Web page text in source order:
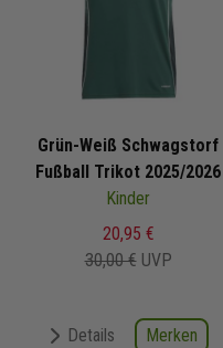
Grün-Weiß Schwagstorf
Fußball Trikot 2025/2026
Kinder
20,95 €
30,00 € UVP
Details Merken